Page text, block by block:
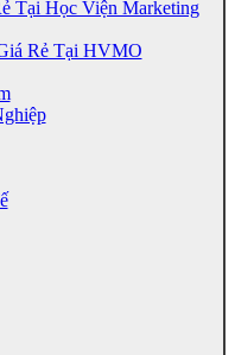
Tại Học Viện Marketing
Rẻ Tại HVMO